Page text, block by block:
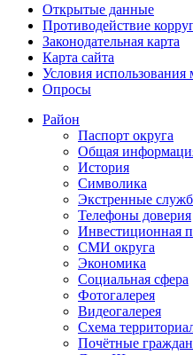
Открытые данные
Противодействие
Законодательная карта
Карта сайта
Условия использования
Опросы
Район
Паспорт округа
Общая
История
Символика
Экстренные
Телефоны доверия
Инвестиционная
СМИ округа
Экономика
Социальная сфера
Фотогалерея
Видеогалерея
Схема
Почётные